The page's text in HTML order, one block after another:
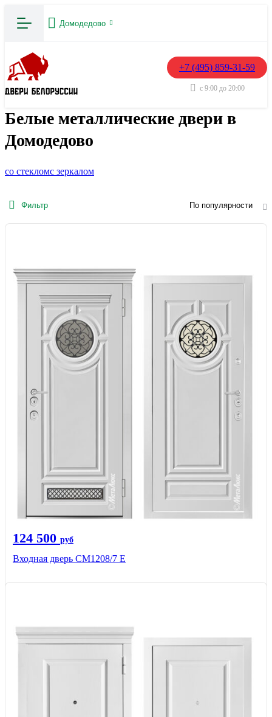
Домодедово
+7 (495) 859-31-59
с 9:00 до 20:00
Белые металлические двери в
Домодедово
со стекломс зеркалом
Фильтр По популярности
124 500 руб
Входная дверь СМ1208/7 E